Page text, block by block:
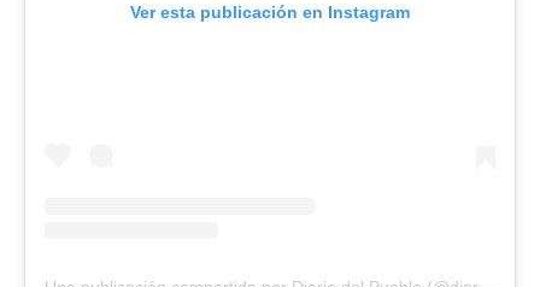
Ver esta publicación en Instagram